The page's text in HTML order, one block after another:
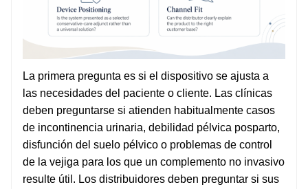
La primera pregunta es si el dispositivo se ajusta a
las necesidades del paciente o cliente. Las clínicas
deben preguntarse si atienden habitualmente casos
de incontinencia urinaria, debilidad pélvica posparto,
disfunción del suelo pélvico o problemas de control
de la vejiga para los que un complemento no invasivo
resulte útil. Los distribuidores deben preguntar si sus